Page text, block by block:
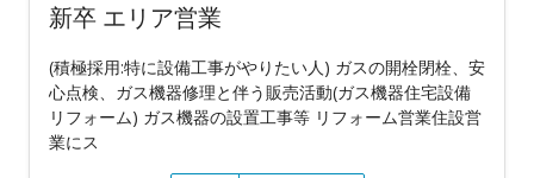
新卒 エリア営業
(積極採用:特に設備工事がやりたい人) ガスの開栓閉栓、安
心点検、ガス機器修理と伴う販売活動(ガス機器住宅設備
リフォーム) ガス機器の設置工事等 リフォーム営業住設営
業にス